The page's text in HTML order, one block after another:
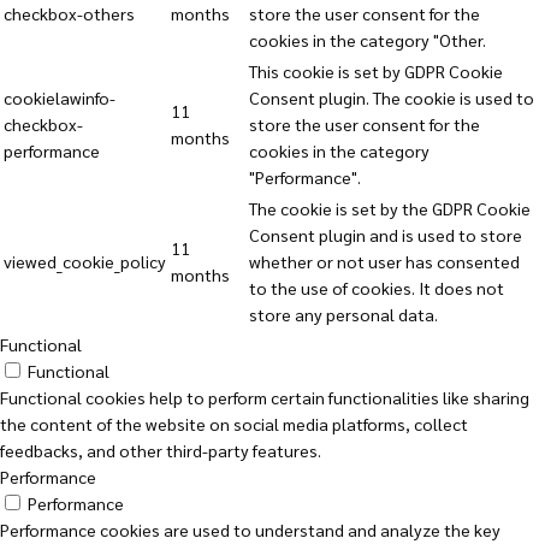
checkbox-others
months
store the user consent for the
cookies in the category "Other.
cookielawinfo-
checkbox-
performance
11
months
This cookie is set by GDPR Cookie
Consent plugin. The cookie is used to
store the user consent for the
cookies in the category
"Performance".
viewed_cookie_policy
11
months
The cookie is set by the GDPR Cookie
Consent plugin and is used to store
whether or not user has consented
to the use of cookies. It does not
store any personal data.
Functional
Functional
Functional cookies help to perform certain functionalities like sharing
the content of the website on social media platforms, collect
feedbacks, and other third-party features.
Performance
Performance
Performance cookies are used to understand and analyze the key